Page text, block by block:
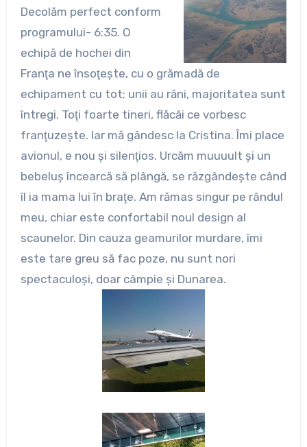
Decolăm perfect conform
programului- 6:35. O
echipă de hochei din
Franţa ne însoţeşte, cu o grămadă de
echipament cu tot; unii au răni, majoritatea sunt
întregi. Toţi foarte tineri, flăcăi ce vorbesc
franţuzeşte. Iar mă gândesc la Cristina. Îmi place
avionul, e nou şi silenţios. Urcăm muuuult şi un
bebeluş încearcă să plângă, se răzgândeşte când
îl ia mama lui în braţe. Am rămas singur pe rândul
meu, chiar este confortabil noul design al
scaunelor. Din cauza geamurilor murdare, îmi
este tare greu să fac poze, nu sunt nori
spectaculoşi, doar câmpie şi Dunarea.